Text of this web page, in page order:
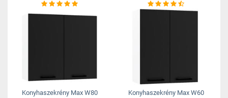
Konyhaszekrény Max W80
Konyhaszekrény Max W60